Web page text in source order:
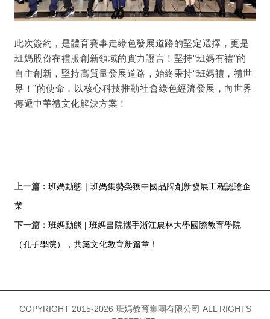
此次簽約，是體育賽事走綠色發展道路的堅定選擇，更是
班媽股份在禮服創新領域的實力證言！堅持"班媽有禮"的
自主創新，堅持高質量發展道路，始終秉持“班媽禮，禮世
界！”的使命，以核心科技推動社會綠色經濟發展，向世界
傳遞中華禮文化解決方案！
上一篇： 班媽動態｜班媽集勢榮獲中國品牌創新發展工程認證企
業
下一篇： 班媽動態 | 班媽書院攜手浙江農林大學國際教育學院
（孔子學院），共築文化教育新篇章！
COPYRIGHT 2015-2026 班媽教育集團有限公司 ALL RIGHTS